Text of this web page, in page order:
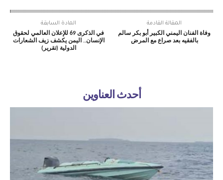
المادة السابقة
في الذكرى 69 للإعلان العالمي لحقوق
الإنسان.. اليمن يكشف زيف الشعارات
الدولية (تقرير)
المقالة القادمة
وفاة الفنان اليمني الكبير أبو بكر سالم
بالفقيه بعد صراع مع المرض
أحدث العناوين